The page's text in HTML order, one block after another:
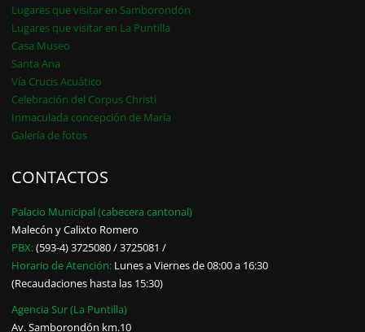
Lugares que visitar en Samborondón
Lugares que visitar en La Puntilla
Casa Museo
Santa Ana
Vía Crucis Acuático
Celebración del Corpus Christi
Inmaculada concepción de María
Galería de fotos
CONTACTOS
Palacio Municipal (cabecera cantonal)
Malecón y Calixto Romero
PBX:(593-4) 3725080 / 3725081 /
Horario de Atención: Lunes a Viernes de 08:00 a 16:30
(Recaudaciones hasta las 15:30)
Agencia Sur (La Puntilla)
Av. Samborondón km.10